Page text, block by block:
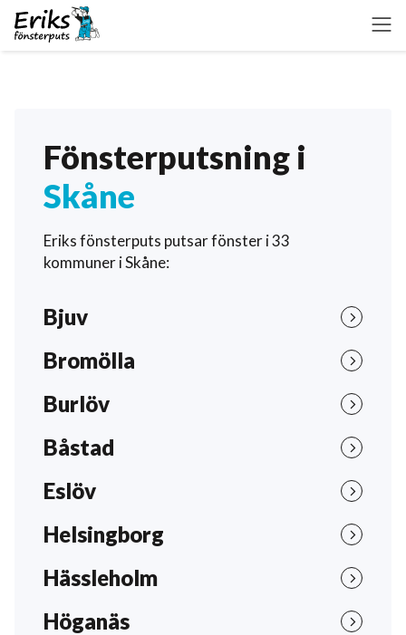
Fönsterputsning i
Skåne
Eriks fönsterputs putsar fönster i 33
kommuner i Skåne:
Bjuv
Bromölla
Burlöv
Båstad
Eslöv
Helsingborg
Hässleholm
Höganäs